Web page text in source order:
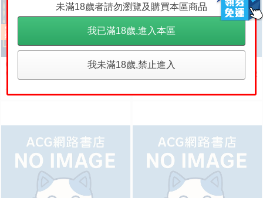
(現貨)Hololive 星街彗星 星街す
いせい 誕生日＆活動５周年記念
【ACG網路書店】(代訂)309612
6100 週刊 Impreza 22B-STi VER
未滿18歲者請勿瀏覽及購買本區商品
我已滿18歲,進入本區
我未滿18歲,禁止進入